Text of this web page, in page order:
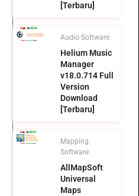
[Terbaru]
Audio Software
Helium Music
Manager
v18.0.714 Full
Version
Download
[Terbaru]
Mapping
Software
AllMapSoft
Universal
Maps